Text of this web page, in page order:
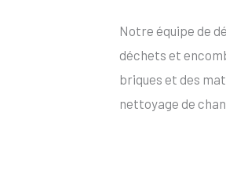
Notre équipe de
déchets et
briques et des
nettoyage de